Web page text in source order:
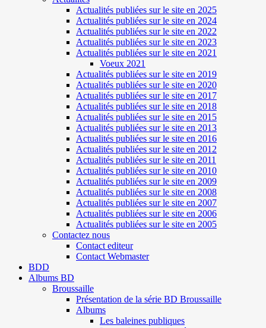
Actualités publiées sur le site en 2025
Actualités publiées sur le site en 2024
Actualités publiées sur le site en 2022
Actualités publiées sur le site en 2023
Actualités publiées sur le site en 2021
Voeux 2021
Actualités publiées sur le site en 2019
Actualités publiées sur le site en 2020
Actualités publiées sur le site en 2017
Actualités publiées sur le site en 2018
Actualités publiées sur le site en 2015
Actualités publiées sur le site en 2013
Actualités publiées sur le site en 2016
Actualités publiées sur le site en 2012
Actualités publiées sur le site en 2011
Actualités publiées sur le site en 2010
Actualités publiées sur le site en 2009
Actualités publiées sur le site en 2008
Actualités publiées sur le site en 2007
Actualités publiées sur le site en 2006
Actualités publiées sur le site en 2005
Contactez nous
Contact editeur
Contact Webmaster
BDD
Albums BD
Broussaille
Présentation de la série BD Broussaille
Albums
Les baleines publiques